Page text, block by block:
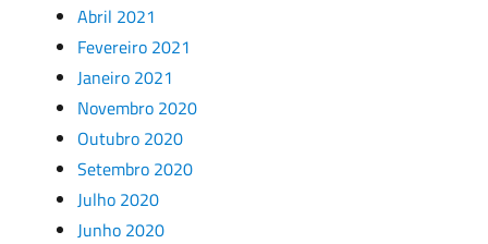
Abril 2021
Fevereiro 2021
Janeiro 2021
Novembro 2020
Outubro 2020
Setembro 2020
Julho 2020
Junho 2020